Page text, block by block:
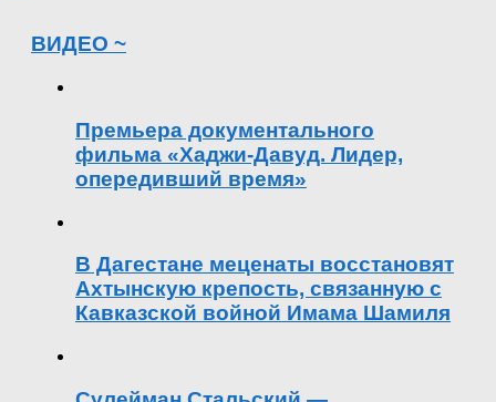
ВИДЕО ~
Премьера документального
фильма «Хаджи-Давуд. Лидер,
опередивший время»
В Дагестане меценаты восстановят
Ахтынскую крепость, связанную с
Кавказской войной Имама Шамиля